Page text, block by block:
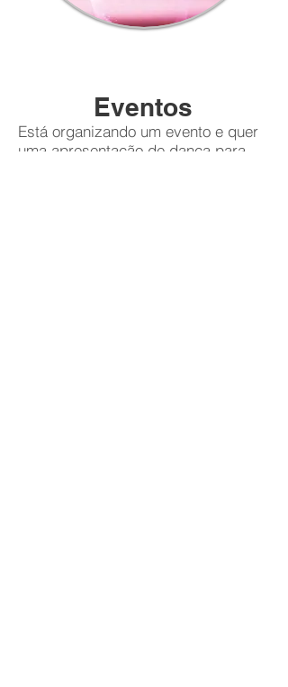
Eventos
Está organizando um evento e quer
uma apresentação de dança para